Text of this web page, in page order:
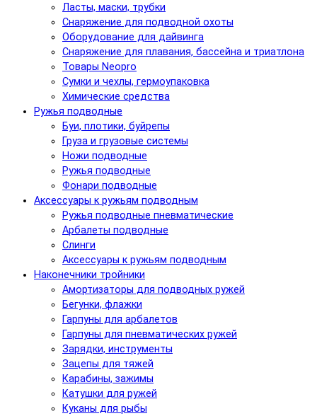
Ласты, маски, трубки
Снаряжение для подводной охоты
Оборудование для дайвинга
Снаряжение для плавания, бассейна и триатлона
Товары Neopro
Сумки и чехлы, гермоупаковка
Химические средства
Ружья подводные
Буи, плотики, буйрепы
Груза и грузовые системы
Ножи подводные
Ружья подводные
Фонари подводные
Аксессуары к ружьям подводным
Ружья подводные пневматические
Арбалеты подводные
Слинги
Аксессуары к ружьям подводным
Наконечники тройники
Амортизаторы для подводных ружей
Бегунки, флажки
Гарпуны для арбалетов
Гарпуны для пневматических ружей
Зарядки, инструменты
Зацепы для тяжей
Карабины, зажимы
Катушки для ружей
Куканы для рыбы